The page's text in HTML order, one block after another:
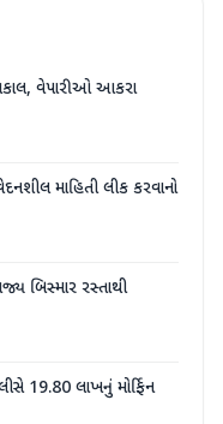
વેપારીઓ આકરા
માહિતી લીક કરવાનો
બિસ્માર રસ્તાથી
19.80 લાખનું મોર્ફિન